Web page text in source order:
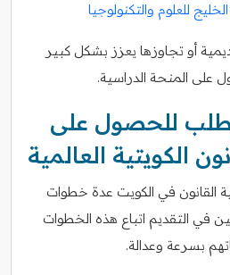
للعلوم والتكنولوجيا
أو تجاوزها يعزز بشكل كبير
المنحة الدراسية.
للحصول على
الكويتية العالمية
القانون في الكويت عدة خطوات
في التقديم اتباع هذه الخطوات
بسرعة وعدالة.